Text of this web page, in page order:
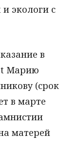
экологи с
в
Марию
(срок
в марте
матерей